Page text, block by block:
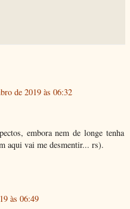
de 2019 às 06:32
embora nem de longe tenha
aqui vai me desmentir... rs).
às 06:49